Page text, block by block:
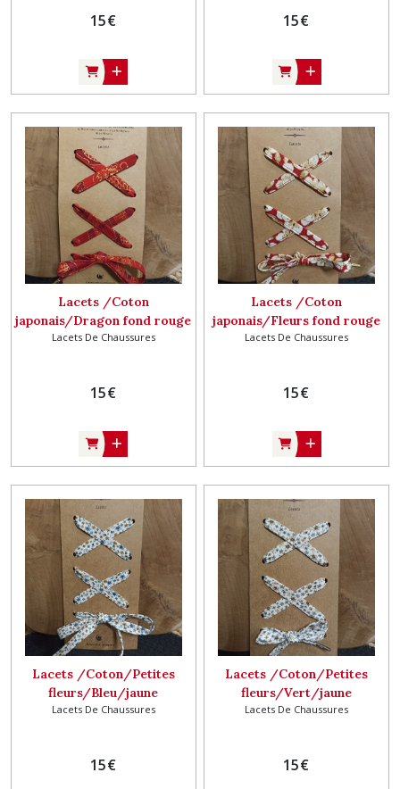
15€ 15€
Lacets /Coton
japonais/Dragon fond rouge
et or
Lacets De Chaussures
15€
Lacets /Coton
japonais/Fleurs fond rouge
et or
Lacets De Chaussures
15€
Lacets /Coton/Petites
fleurs/Bleu/jaune
Lacets De Chaussures
15€
Lacets /Coton/Petites
fleurs/Vert/jaune
Lacets De Chaussures
15€